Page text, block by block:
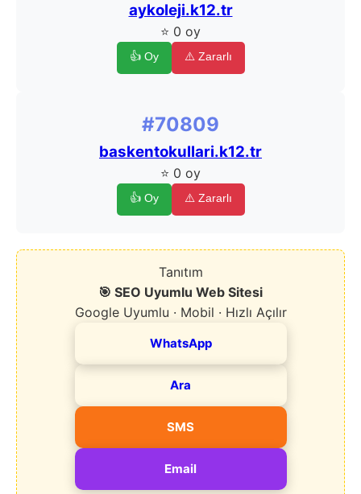
aykoleji.k12.tr
⭐ 0 oy
👍 Oy ⚠️ Zararlı
#70809
baskentokullari.k12.tr
⭐ 0 oy
👍 Oy ⚠️ Zararlı
Tanıtım
🎯 SEO Uyumlu Web Sitesi
Google Uyumlu · Mobil · Hızlı Açılır
WhatsApp
Ara
SMS
Email